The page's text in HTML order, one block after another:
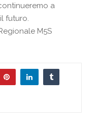
a
futuro.
M5S